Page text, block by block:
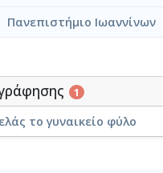
Πανεπιστήμιο Ιωαννίνων
1
το γυναικείο φύλο